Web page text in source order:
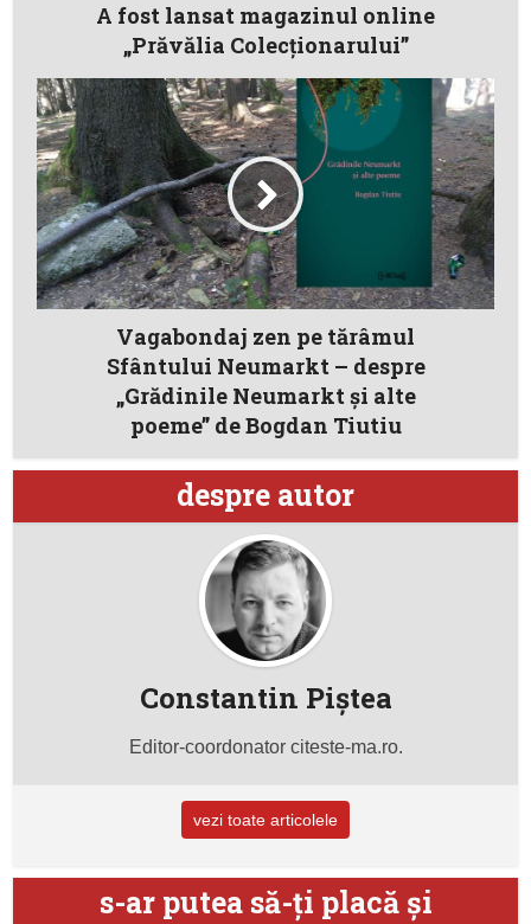
A fost lansat magazinul online
„Prăvălia Colecționarului”
Vagabondaj zen pe tărâmul
Sfântului Neumarkt – despre
„Grădinile Neumarkt și alte
poeme” de Bogdan Tiutiu
despre autor
Constantin Piştea
Editor-coordonator citeste-ma.ro.
vezi toate articolele
s-ar putea să-ţi placă şi